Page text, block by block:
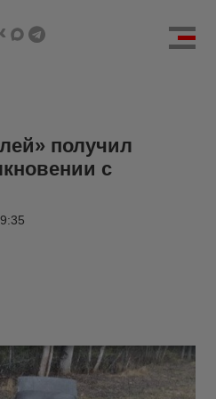
получил
с